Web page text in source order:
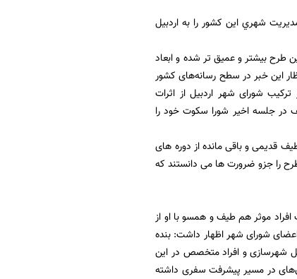
شهري اين كشور را به اردبيل
طرح جنجالی، شکاف‌ها میان اعضای شورای 13 نفره در باب این طرح بیشتر و عمیق تر شده و ابعاد
این خبر در سطح رسانه‌های کشور
شورای شهر اردبیل از اثرات
در جلسه اخیر شورا سکوت خود را
قدیمی و باقی مانده از دوره های
را جزو ضرورت ها می دانستند که
افراد موثر هم طیف و همسو با او از
شورای شهر اظهار داشت: بنده
شهرسازی و افراد متخصص در این
در مسیر پیشرفت سفری داشته